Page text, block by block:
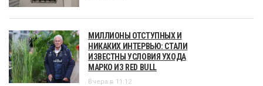
МИЛЛИОНЫ ОТСТУПНЫХ И
НИКАКИХ ИНТЕРВЬЮ: СТАЛИ
ИЗВЕСТНЫ УСЛОВИЯ УХОДА
МАРКО ИЗ RED BULL
Вчера в 11:12